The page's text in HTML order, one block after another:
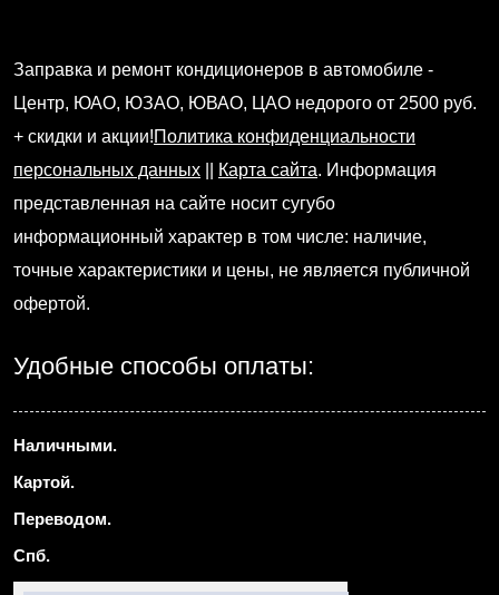
Заправка и ремонт кондиционеров в автомобиле -
Центр, ЮАО, ЮЗАО, ЮВАО, ЦАО недорого от 2500 руб.
+ скидки и акции!Политика конфиденциальности
персональных данных
Карта сайта. Информация
представленная на сайте носит сугубо
информационный характер в том числе: наличие,
точные характеристики и цены, не является публичной
офертой.
Удобные способы оплаты:
Наличными.
Картой.
Переводом.
Спб.